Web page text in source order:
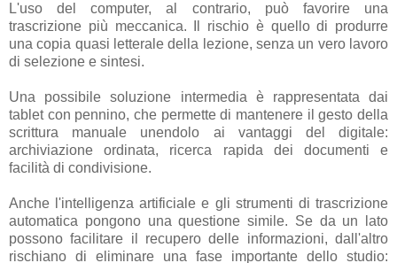
L'uso del computer, al contrario, può favorire una
trascrizione più meccanica. Il rischio è quello di produrre
una copia quasi letterale della lezione, senza un vero lavoro
di selezione e sintesi.
Una possibile soluzione intermedia è rappresentata dai
tablet con pennino, che permette di mantenere il gesto della
scrittura manuale unendolo ai vantaggi del digitale:
archiviazione ordinata, ricerca rapida dei documenti e
facilità di condivisione.
Anche l'intelligenza artificiale e gli strumenti di trascrizione
automatica pongono una questione simile. Se da un lato
possono facilitare il recupero delle informazioni, dall'altro
rischiano di eliminare una fase importante dello studio: